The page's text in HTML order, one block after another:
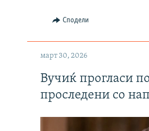
Сподели
март 30, 2026
Вучиќ прогласи
проследени со